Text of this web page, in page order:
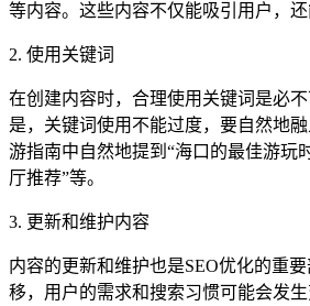
等内容。这些内容不仅能吸引用户，还
2. 使用关键词
在创建内容时，合理使用关键词是必
是，关键词使用不能过度，要自然地
游指南中自然地提到“海口的最佳游玩
厅推荐”等。
3. 更新和维护内容
内容的更新和维护也是SEO优化的重
移，用户的需求和搜索习惯可能会发